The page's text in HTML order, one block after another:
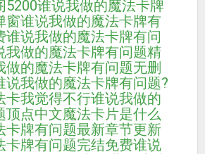
5200谁说我做的魔法卡牌
窗谁说我做的魔法卡牌有
谁说我做的魔法卡牌有问
我做的魔法卡牌有问题精
做的魔法卡牌有问题无删
说我做的魔法卡牌有问题?
卡我觉得不行谁说我做的
顶点中文魔法卡片是什么
卡牌有问题最新章节更新
卡牌有问题完结免费谁说